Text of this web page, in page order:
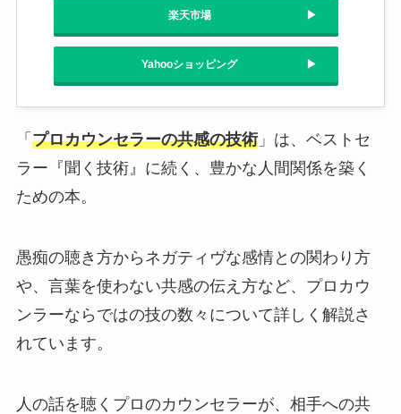
楽天市場
Yahooショッピング
「 プロカウンセラーの共感の技術」は、ベストセ
ラー『聞く技術』に続く、豊かな人間関係を築く
ための本。
愚痴の聴き方からネガティヴな感情との関わり方
や、言葉を使わない共感の伝え方など、プロカウ
ンラーならではの技の数々について詳しく解説さ
れています。
人の話を聴くプロのカウンセラーが、相手への共